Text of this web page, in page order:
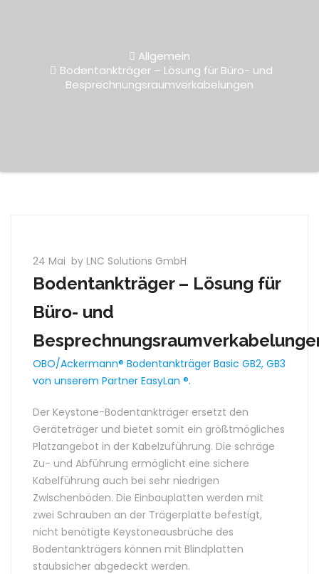
Allgemein
Bodentankträger – Lösung für Büro- und
Besprechnungsraumverkabelungen
24 Mai by LNC Solutions GmbH
Bodentankträger – Lösung für
Büro- und
OBO/Ackermann® Bodentankträger Basic GB2, GB3
von unserem Partner EasyLan ®.
Der Keystone-Bodentankträger ersetzt den
Geräteträger und bietet somit ein größtmögliches
Platzangebot in der Kabelzuführung. Die schräge
Zu- und Abführung ermöglicht eine sichere
Kabelführung auch bei sehr niedrigen
Zwischenböden. Die Einbauplatten werden mit
zwei Schrauben an der Trägerplatte befestigt,
nicht benötigte Keystoneausbrüche des
Bodentankträgers können mit Blindplatten
staubsicher abgedeckt werden.